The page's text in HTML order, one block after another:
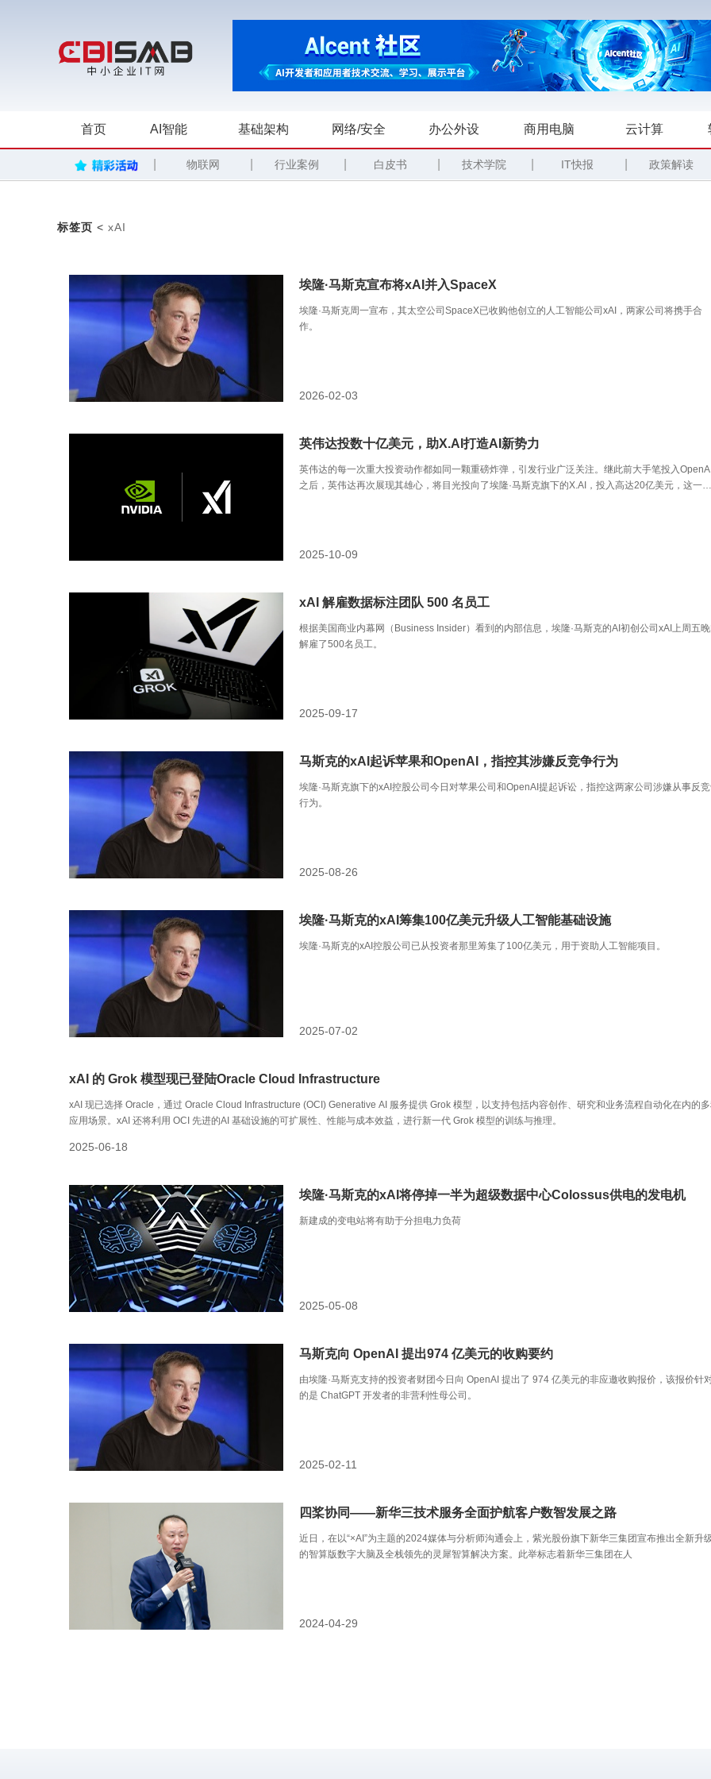
首页 AI智能 基础架构 网络/安全 办公外设 商用电脑 云计算
物联网 行业案例 白皮书 技术学院 IT快报 政策解读
标签页 < xAI
埃隆·马斯克宣布将xAI并入SpaceX
埃隆·马斯克周一宣布，其太空公司SpaceX已收购他创立的人工智能公司xAI，两家公司将携手合
作。
2026-02-03
英伟达投数十亿美元，助X.AI打造AI新势力
英伟达的每一次重大投资动作都如同一颗重磅炸弹，引发行业广泛关注。继此前大手笔投入
之后，英伟达再次展现其雄心，将目光投向了埃隆·马斯克旗下的X.AI，投入高达20亿美元，这一举
2025-10-09
xAI 解雇数据标注团队 500 名员工
根据美国商业内幕网（Business Insider）看到的内部信息，埃隆·马斯克的AI初创公司xAI上周五
解雇了500名员工。
2025-09-17
马斯克的xAI起诉苹果和OpenAI，指控其涉嫌反竞争行为
埃隆·马斯克旗下的xAI控股公司今日对苹果公司和OpenAI提起诉讼，指控这两家公司涉嫌从事反
行为。
2025-08-26
埃隆·马斯克的xAI筹集100亿美元升级人工智能基础设施
埃隆·马斯克的xAI控股公司已从投资者那里筹集了100亿美元，用于资助人工智能项目。
2025-07-02
xAI 的 Grok 模型现已登陆Oracle Cloud Infrastructure
xAI 现已选择 Oracle，通过 Oracle Cloud Infrastructure (OCI) Generative AI 服务提供 Grok 模型，以支持包括内容创作、研究和业务流程自动化在内的
应用场景。xAI 还将利用 OCI 先进的AI 基础设施的可扩展性、性能与成本效益，进行新一代 Grok 模型的训练与推理。
2025-06-18
埃隆·马斯克的xAI将停掉一半为超级数据中心Colossus供电的发电机
新建成的变电站将有助于分担电力负荷
2025-05-08
马斯克向 OpenAI 提出974 亿美元的收购要约
由埃隆·马斯克支持的投资者财团今日向 OpenAI 提出了 974 亿美元的非应邀收购报价，该报价针
的是 ChatGPT 开发者的非营利性母公司。
2025-02-11
四桨协同——新华三技术服务全面护航客户数智发展之路
近日，在以“×AI”为主题的2024媒体与分析师沟通会上，紫光股份旗下新华三集团宣布推出全新升
的智算版数字大脑及全栈领先的灵犀智算解决方案。此举标志着新华三集团在人
2024-04-29